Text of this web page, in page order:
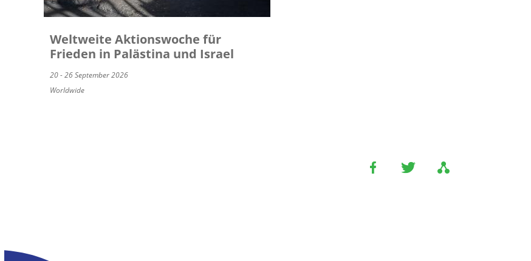
Weltweite Aktionswoche für
Frieden in Palästina und Israel
20 - 26 September 2026
Worldwide